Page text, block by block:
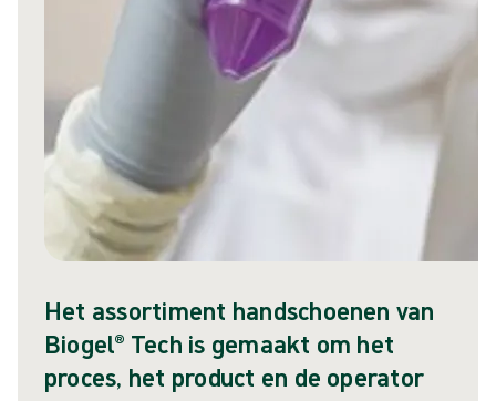
Het assortiment handschoenen van
Biogel® Tech is gemaakt om het
proces, het product en de operator